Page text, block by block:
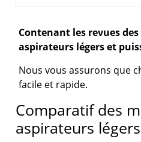
Contenant les revues
aspirateurs légers et
Nous vous assurons que
facile et rapide.
Comparatif des
aspirateurs